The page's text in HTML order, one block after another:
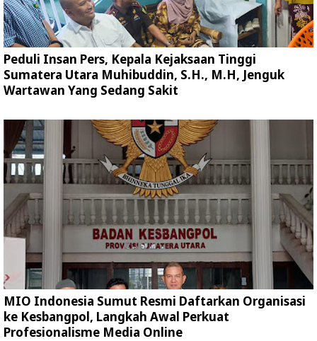
Peduli Insan Pers, Kepala Kejaksaan Tinggi
Sumatera Utara Muhibuddin, S.H., M.H, Jenguk
Wartawan Yang Sedang Sakit
MIO Indonesia Sumut Resmi Daftarkan Organisasi
ke Kesbangpol, Langkah Awal Perkuat
Profesionalisme Media Online